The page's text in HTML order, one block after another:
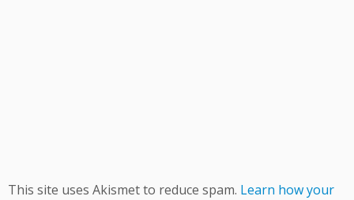
This site uses Akismet to reduce spam. Learn how your